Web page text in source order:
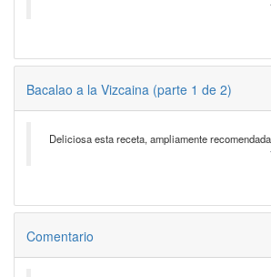
Bacalao a la Vizcaina (parte 1 de 2)
Deliciosa esta receta, ampliamente recomendada
Comentario